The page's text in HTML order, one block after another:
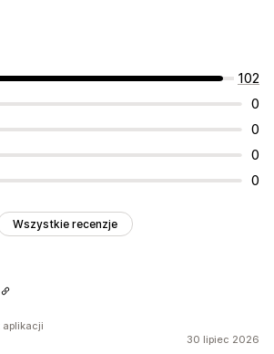
102
0
0
0
0
Wszystkie recenzje
30 lipiec 2026
aplikacji